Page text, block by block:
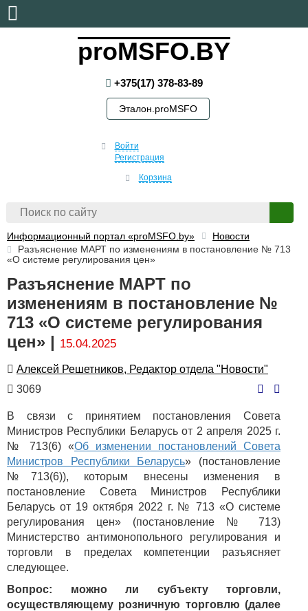
proMSFO.BY
+375(17) 378-83-89
Эталон.proMSFO
Войти
Регистрация
Корзина
Информационный портал «proMSFO.by»
Новости
Разъяснение МАРТ по изменениям в постановление № 713
«О системе регулирования цен»
Разъяснение МАРТ по
изменениям в постановление №
713 «О системе регулирования
цен» | 15.04.2025
Автор
Алексей Решетников, Редактор отдела "Новости"
Количество
3069
В связи с принятием постановления Совета
Министров Республики Беларусь от 2 апреля 2025 г.
№ 713(6) «Об изменении постановлений Совета
Министров Республики Беларусь» (постановление
№713(6)), которым внесены изменения в
постановление Совета Министров Республики
Беларусь от 19 октября 2022 г. № 713 «О системе
регулирования цен» (постановление № 713)
Министерство антимонопольного регулирования и
торговли в пределах компетенции разъясняет
следующее.
Вопрос: можно ли субъекту торговли,
осуществляющему розничную торговлю (далее